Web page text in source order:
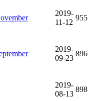
2019-
11-12
955
2019-
09-23
896
2019-
08-13
898